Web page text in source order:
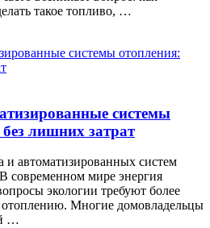
такое топливо, …
системы
лишних затрат
автоматизированных систем
современном мире энергия
экологии требуют более
отоплению. Многие домовладельцы
…